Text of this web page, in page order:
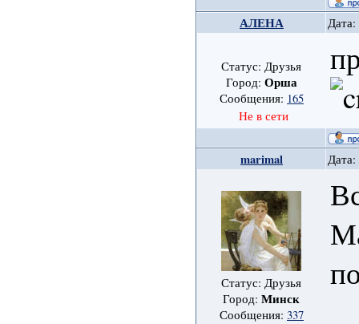
АЛЕНА
Статус: Друзья
Город: Орша
Сообщения: 165
Не в сети
marimal Дата:
Статус: Друзья
Город:Минск
Сообщения: 337